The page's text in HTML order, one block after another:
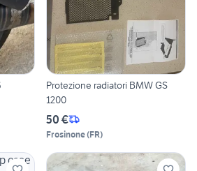
Protezione radiatori BMW GS
1200
50 €
Frosinone(FR)